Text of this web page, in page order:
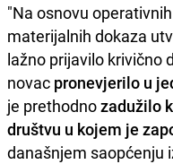
"Na osnovu
materijalnih dokaza
lažno prijavilo krivično
novac pronevjerilo u
je prethodnozadužilo
društvu u kojem je
današnjem saopćenju